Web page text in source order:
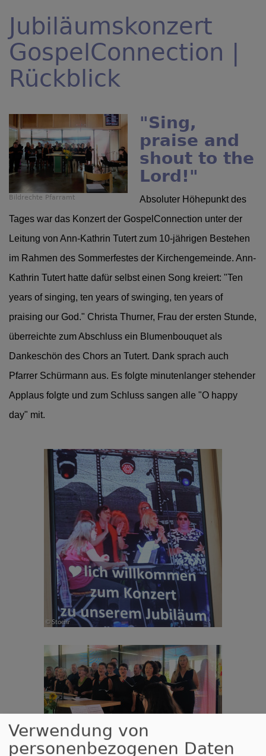
Jubiläumskonzert
GospelConnection |
Rückblick
Bildrechte Pfarramt
"Sing,
praise and
shout to the
Lord!"
Absoluter Höhepunkt des
Tages war das Konzert der GospelConnection unter der
Leitung von Ann-Kathrin Tutert zum 10-jährigen Bestehen
im Rahmen des Sommerfestes der Kirchengemeinde. Ann-
Kathrin Tutert hatte dafür selbst einen Song kreiert: "Ten
years of singing, ten years of swinging, ten years of
praising our God." Christa Thurner, Frau der ersten Stunde,
überreichte zum Abschluss ein Blumenbouquet als
Dankeschön des Chors an Tutert. Dank sprach auch
Pfarrer Schürmann aus. Es folgte minutenlanger stehender
Applaus folgte und zum Schluss sangen alle "O happy
day" mit.
Verwendung von
personenbezogenen Daten